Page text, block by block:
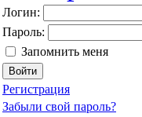
Логин:
Пароль:
Запомнить меня
Регистрация
Забыли свой пароль?